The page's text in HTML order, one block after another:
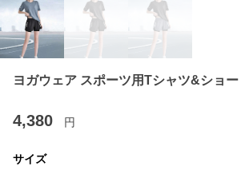
ヨガウェア スポーツ用Tシャツ&ショ
4,380 円
サイズ